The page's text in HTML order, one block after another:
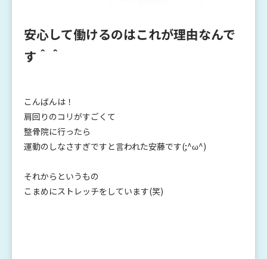
安心して働けるのはこれが理由なんで
す＾＾
こんばんは！
肩回りのコリがすごくて
整骨院に行ったら
運動のしなさすぎですと言われた安藤です(;^ω^)
それからというもの
こまめにストレッチをしています(笑)